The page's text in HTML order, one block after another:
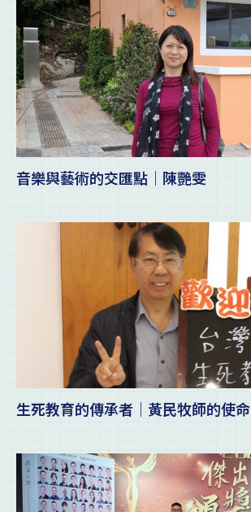
音樂與藝術的交匯點｜陳艷雯
生死教育的傳承者｜黃民牧師的使命